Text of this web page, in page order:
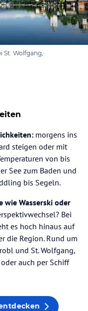
Wolfgang,
morgens ins
steigen oder mit
von bis
See zum Baden und
bis Segeln.
wie Wasserski oder
Bei
es hoch hinaus auf
die Region. Rund um
und St. Wolfgang,
auch per Schiff